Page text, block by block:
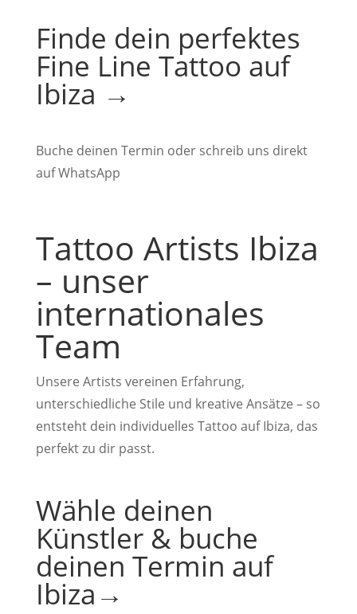
Finde dein perfektes
Fine Line Tattoo auf
Ibiza →
Buche deinen Termin oder schreib uns direkt
auf WhatsApp
Tattoo Artists Ibiza
– unser
internationales
Team
Unsere Artists vereinen Erfahrung,
unterschiedliche Stile und kreative Ansätze – so
entsteht dein individuelles Tattoo auf Ibiza, das
perfekt zu dir passt.
Wähle deinen
Künstler & buche
deinen Termin auf
Ibiza→